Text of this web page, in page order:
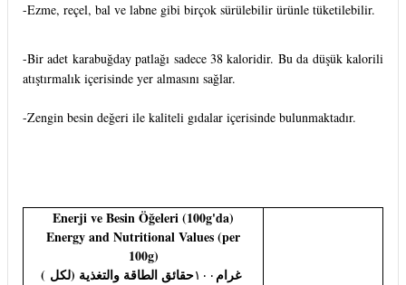
-Ezme, reçel, bal ve labne gibi birçok sürülebilir ürünle tüketilebilir.
-Bir adet karabuğday patlağı sadece 38 kaloridir. Bu da düşük kalorili
atıştırmalık içerisinde yer almasını sağlar.
-Zengin besin değeri ile kaliteli gıdalar içerisinde bulunmaktadır.
Enerji ve Besin Öğeleri (100g'da)
Energy and Nutritional Values (per
100g)
( حقائق الطاقة والتغذية (لكل١٠٠ غرام